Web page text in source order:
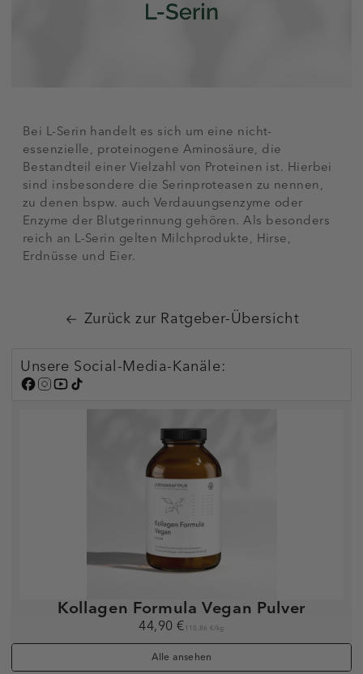
Bei L-Serin handelt es sich um eine nicht-
essenzielle, proteinogene Aminosäure, die
Bestandteil einer Vielzahl von Proteinen ist. Hierbei
sind insbesondere die Serinproteasen zu nennen,
zu denen bspw. auch Verdauungsenzyme oder
Enzyme der Blutgerinnung gehören. Als besonders
reich an L-Serin gelten Milchprodukte, Hirse,
Erdnüsse und Eier.
Zurück zur Ratgeber-Übersicht
Unsere Social-Media-Kanäle:
Kollagen Formula Vegan Pulver
44,90 € 110,86 €/kg
Alle ansehen